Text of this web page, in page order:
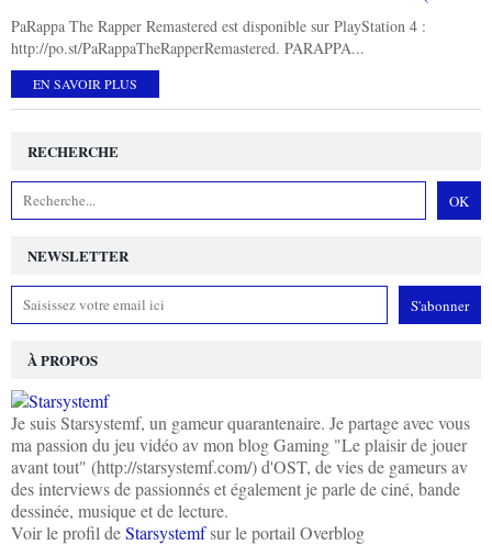
PaRappa The Rapper Remastered est disponible sur PlayStation 4 :
http://po.st/PaRappaTheRapperRemastered. PARAPPA...
EN SAVOIR PLUS
NEWSLETTER
RECHERCHE
À PROPOS
Je suis Starsystemf, un gameur quarantenaire. Je partage avec vous
ma passion du jeu vidéo av mon blog Gaming "Le plaisir de jouer
avant tout" (http://starsystemf.com/) d'OST, de vies de gameurs av
des interviews de passionnés et également je parle de ciné, bande
dessinée, musique et de lecture.
Voir le profil deStarsystemfsur le portail Overblog